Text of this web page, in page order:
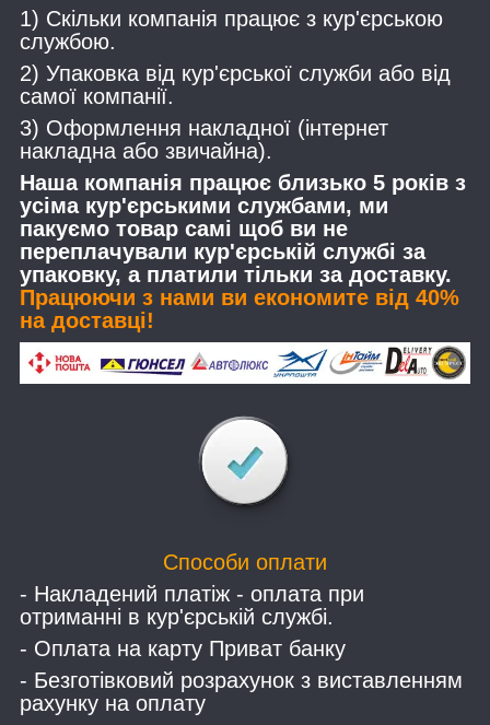
1) Скільки компанія працює з кур'єрською
службою.
2) Упаковка від кур'єрської служби або від
самої компанії.
3) Оформлення накладної (інтернет
накладна або звичайна).
Наша компанія працює близько 5 років з
усіма кур'єрськими службами, ми
пакуємо товар самі щоб ви не
переплачували кур'єрській службі за
упаковку, а платили тільки за доставку.
Працюючи з нами ви економите від 40%
на доставці!
Способи оплати
- Накладений платіж - оплата при
отриманні в кур'єрській службі.
- Оплата на карту Приват банку
- Безготівковий розрахунок з виставленням
рахунку на оплату